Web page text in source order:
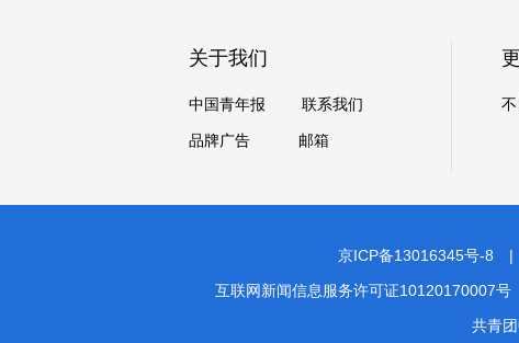
关于我们
中国青年报 联系我们
品牌广告 邮箱
京ICP备13016345号-8 |
互联网新闻信息服务许可证10120170007号
共青